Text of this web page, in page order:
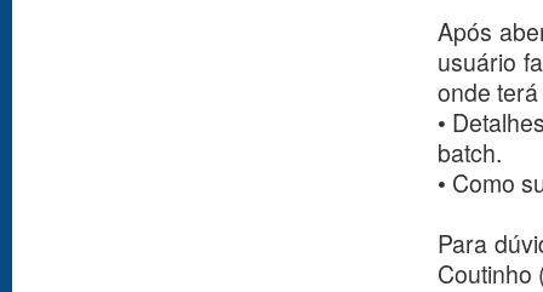
Após
usuário
onde
•
batch.
• Como
Para
Coutinho